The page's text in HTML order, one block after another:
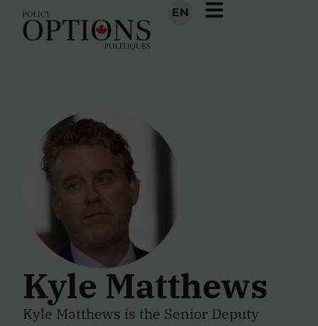
EN
Kyle Matthews
Kyle Matthews is the Senior Deputy